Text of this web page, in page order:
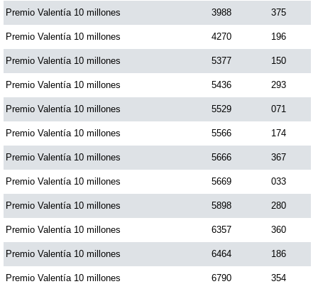
Premio Valentía 10 millones 3988 375
Premio Valentía 10 millones 4270 196
Premio Valentía 10 millones 5377 150
Premio Valentía 10 millones 5436 293
Premio Valentía 10 millones 5529 071
Premio Valentía 10 millones 5566 174
Premio Valentía 10 millones 5666 367
Premio Valentía 10 millones 5669 033
Premio Valentía 10 millones 5898 280
Premio Valentía 10 millones 6357 360
Premio Valentía 10 millones 6464 186
Premio Valentía 10 millones 6790 354